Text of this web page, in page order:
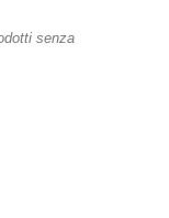
senza